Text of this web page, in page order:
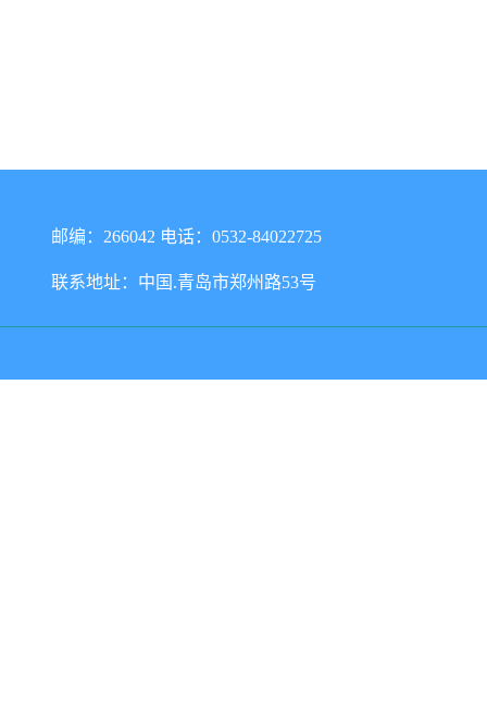
邮编：266042 电话：0532-84022725
联系地址：中国.青岛市郑州路53号